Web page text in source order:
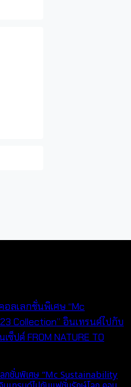
กชั่นพิเศษ “Mc Sustainability